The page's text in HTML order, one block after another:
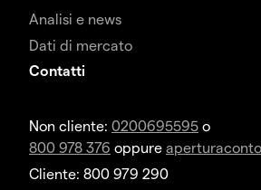
Analisi e news
Dati di mercato
Contatti
Non cliente: 0200695595 o
800 978 376 oppure
Cliente: 800 979 290